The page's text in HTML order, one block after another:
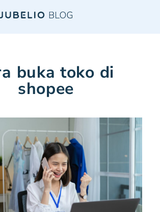
buka toko di
shopee